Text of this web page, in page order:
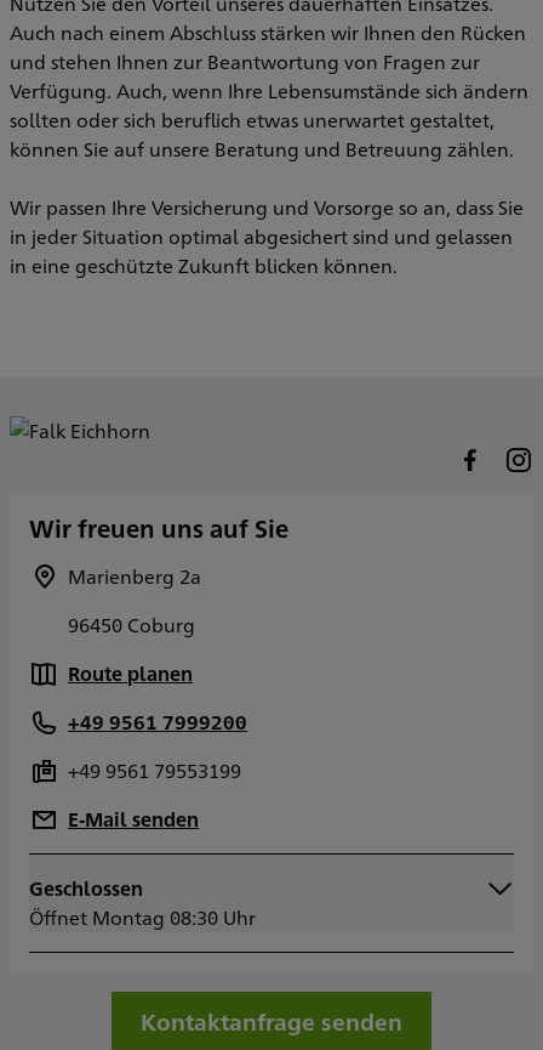
Auch nach einem Abschluss stärken wir Ihnen den Rücken
und stehen Ihnen zur Beantwortung von Fragen zur
Verfügung. Auch, wenn Ihre Lebensumstände sich ändern
sollten oder sich beruflich etwas unerwartet gestaltet,
können Sie auf unsere Beratung und Betreuung zählen.
Wir passen Ihre Versicherung und Vorsorge so an, dass Sie
in jeder Situation optimal abgesichert sind und gelassen
in eine geschützte Zukunft blicken können.
Wir freuen uns auf Sie
Marienberg 2a
96450 Coburg
Route planen
+49 9561 7999200
+49 9561 79553199
E-Mail senden
Geschlossen
Öffnet Montag 08:30 Uhr
Montag
Dienstag
Mittwoch
08:30 - 16:30
Kontaktanfrage senden